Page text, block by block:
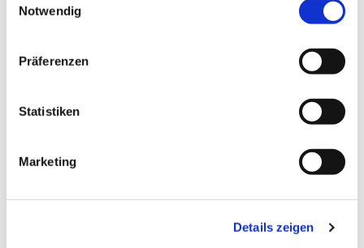
Notwendig
Präferenzen
Statistiken
Marketing
Details zeigen
Dies könnte Sie auch